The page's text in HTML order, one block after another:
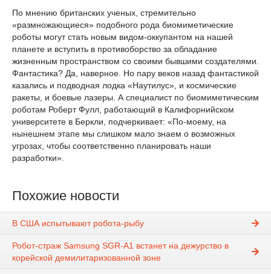
По мнению британских ученых, стремительно
«размножающиеся» подобного рода биомиметические
роботы могут стать новым видом-оккупантом на нашей
планете и вступить в противоборство за обладание
жизненным пространством со своими бывшими создателями.
Фантастика? Да, наверное. Но пару веков назад фантастикой
казались и подводная лодка «Наутилус», и космические
ракеты, и боевые лазеры. А специалист по биомиметическим
роботам Роберт Фулл, работающий в Калифорнийском
университете в Беркли, подчеркивает: «По-моему, на
нынешнем этапе мы слишком мало знаем о возможных
угрозах, чтобы соответственно планировать наши
разработки».
Похожие новости
В США испытывают робота-рыбу
Робот-страж Samsung SGR-A1 встанет на дежурство в
корейской демилитаризованной зоне